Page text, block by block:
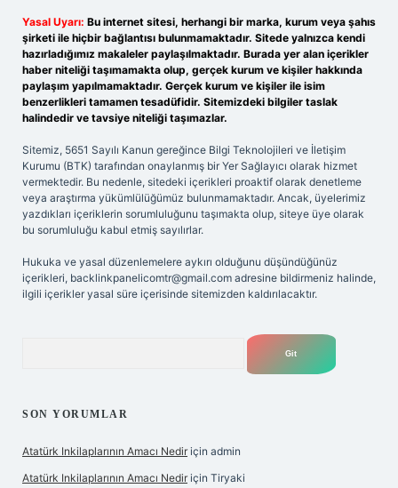
Yasal Uyarı: Bu internet sitesi, herhangi bir marka, kurum veya şahıs
şirketi ile hiçbir bağlantısı bulunmamaktadır. Sitede yalnızca kendi
hazırladığımız makaleler paylaşılmaktadır. Burada yer alan içerikler
haber niteliği taşımamakta olup, gerçek kurum ve kişiler hakkında
paylaşım yapılmamaktadır. Gerçek kurum ve kişiler ile isim
benzerlikleri tamamen tesadüfidir. Sitemizdeki bilgiler taslak
halindedir ve tavsiye niteliği taşımazlar.
Sitemiz, 5651 Sayılı Kanun gereğince Bilgi Teknolojileri ve İletişim
Kurumu (BTK) tarafından onaylanmış bir Yer Sağlayıcı olarak hizmet
vermektedir. Bu nedenle, sitedeki içerikleri proaktif olarak denetleme
veya araştırma yükümlülüğümüz bulunmamaktadır. Ancak, üyelerimiz
yazdıkları içeriklerin sorumluluğunu taşımakta olup, siteye üye olarak
bu sorumluluğu kabul etmiş sayılırlar.
Hukuka ve yasal düzenlemelere aykırı olduğunu düşündüğünüz
içerikleri, backlinkpanelicomtr@gmail.com adresine bildirmeniz halinde,
ilgili içerikler yasal süre içerisinde sitemizden kaldırılacaktır.
SON YORUMLAR
Atatürk Inkilaplarının Amacı Nedir için admin
Atatürk Inkilaplarının Amacı Nedir için Tiryaki